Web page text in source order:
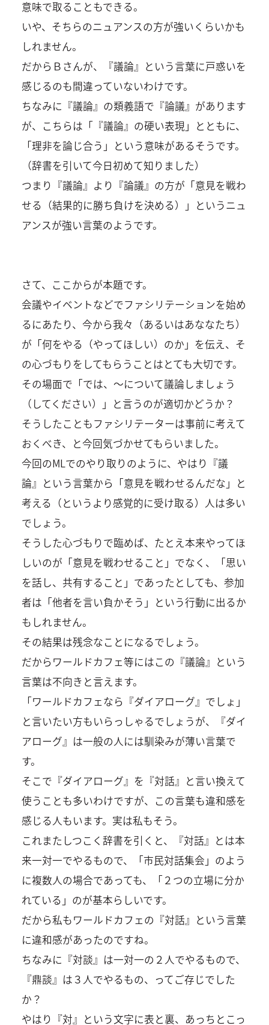
意味で取ることもできる。
いや、そちらのニュアンスの方が強いくらいかも
しれません。
だからＢさんが、『議論』という言葉に戸惑いを
感じるのも間違っていないわけです。
ちなみに『議論』の類義語で『論議』があります
が、こちらは「『議論』の硬い表現」とともに、
「理非を論じ合う」という意味があるそうです。
（辞書を引いて今日初めて知りました）
つまり『議論』より『論議』の方が「意見を戦わ
せる（結果的に勝ち負けを決める）」というニュ
アンスが強い言葉のようです。
さて、ここからが本題です。
会議やイベントなどでファシリテーションを始め
るにあたり、今から我々（あるいはあななたち）
が「何をやる（やってほしい）のか」を伝え、そ
の心づもりをしてもらうことはとても大切です。
その場面で「では、～について議論しましょう
（してください）」と言うのが適切かどうか？
そうしたこともファシリテーターは事前に考えて
おくべき、と今回気づかせてもらいました。
今回のMLでのやり取りのように、やはり『議
論』という言葉から「意見を戦わせるんだな」と
考える（というより感覚的に受け取る）人は多い
でしょう。
そうした心づもりで臨めば、たとえ本来やってほ
しいのが「意見を戦わせること」でなく、「思い
を話し、共有すること」であったとしても、参加
者は「他者を言い負かそう」という行動に出るか
もしれません。
その結果は残念なことになるでしょう。
だからワールドカフェ等にはこの『議論』という
言葉は不向きと言えます。
「ワールドカフェなら『ダイアローグ』でしょ」
と言いたい方もいらっしゃるでしょうが、『ダイ
アローグ』は一般の人には馴染みが薄い言葉で
す。
そこで『ダイアローグ』を『対話』と言い換えて
使うことも多いわけですが、この言葉も違和感を
感じる人もいます。実は私もそう。
これまたしつこく辞書を引くと、『対話』とは本
来一対一でやるもので、「市民対話集会」のよう
に複数人の場合であっても、「２つの立場に分か
れている」のが基本らしいです。
だから私もワールドカフェの『対話』という言葉
に違和感があったのですね。
ちなみに『対談』は一対一の２人でやるもので、
『鼎談』は３人でやるもの、ってご存じでした
か？
やはり『対』という文字に表と裏、あっちとこっ